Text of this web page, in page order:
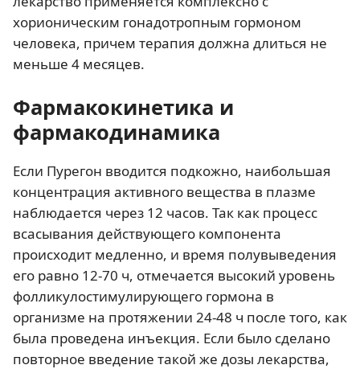
хорионическим гонадотропным гормоном
человека, причем терапия должна длиться не
меньше 4 месяцев.
Фармакокинетика и
фармакодинамика
Если Пурегон вводится подкожно, наибольшая
концентрация активного вещества в плазме
наблюдается через 12 часов. Так как процесс
всасывания действующего компонента
происходит медленно, и время полувыведения
его равно 12-70 ч, отмечается высокий уровень
фолликулостимулирующего гормона в
организме на протяжении 24-48 ч после того, как
была проведена инъекция. Если было сделано
повторное введение такой же дозы лекарства,